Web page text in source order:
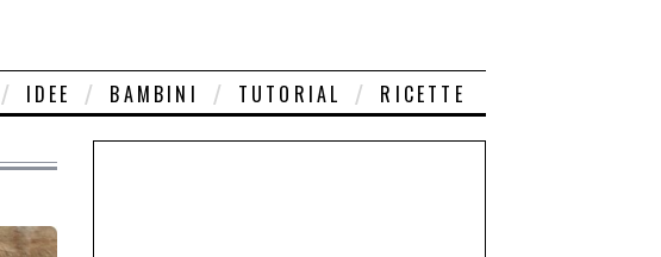
IDEE BAMBINI TUTORIAL RICETTE